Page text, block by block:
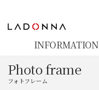
Photo frame
フォトフレーム
INFORMATION